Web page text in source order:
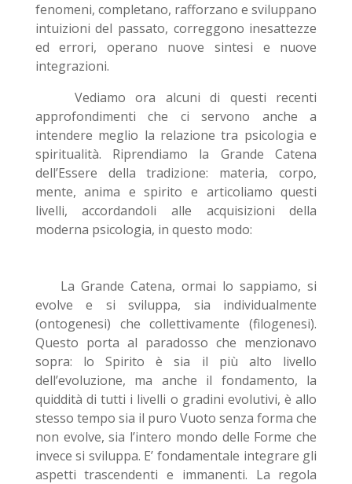
fenomeni, completano, rafforzano e sviluppano
intuizioni del passato, correggono inesattezze
ed errori, operano nuove sintesi e nuove
integrazioni.
Vediamo ora alcuni di questi recenti
approfondimenti che ci servono anche a
intendere meglio la relazione tra psicologia e
spiritualità. Riprendiamo la Grande Catena
dell’Essere della tradizione: materia, corpo,
mente, anima e spirito e articoliamo questi
livelli, accordandoli alle acquisizioni della
moderna psicologia, in questo modo:
La Grande Catena, ormai lo sappiamo, si
evolve e si sviluppa, sia individualmente
(ontogenesi) che collettivamente (filogenesi).
Questo porta al paradosso che menzionavo
sopra: lo Spirito è sia il più alto livello
dell’evoluzione, ma anche il fondamento, la
quiddità di tutti i livelli o gradini evolutivi, è allo
stesso tempo sia il puro Vuoto senza forma che
non evolve, sia l’intero mondo delle Forme che
invece si sviluppa. E’ fondamentale integrare gli
aspetti trascendenti e immanenti. La regola